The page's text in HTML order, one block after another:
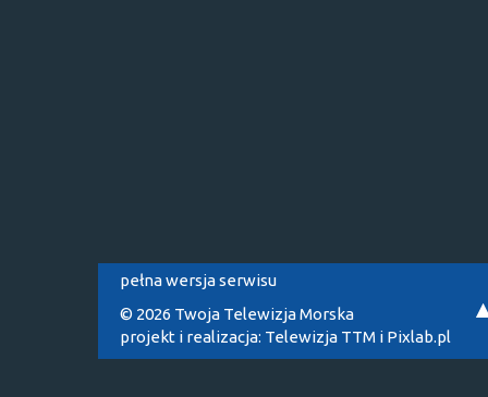
pełna wersja serwisu
© 2026 Twoja Telewizja Morska
projekt i realizacja: Telewizja TTM i Pixlab.pl